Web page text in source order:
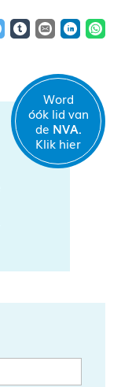
Word
óók lid van
de NVA.
Klik hier